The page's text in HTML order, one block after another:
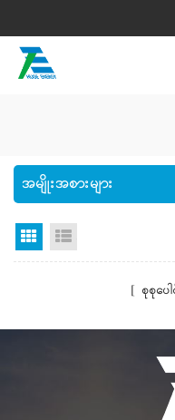
အမျိုးအစားများ
Grid မြင်ကွင်း
[ စုစုပေါ